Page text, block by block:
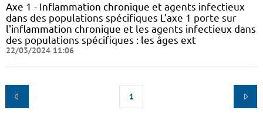
Axe 1 - Inflammation chronique et agents infectieux
dans des populations spécifiques L’axe 1 porte sur
l'inflammation chronique et les agents infectieux dans
des populations spécifiques : les âges ext
22/03/2024 11:06
1